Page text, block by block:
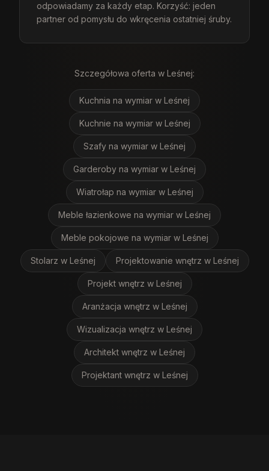
odpowiadamy za każdy etap. Korzyść: jeden
partner od pomysłu do wkręcenia ostatniej śruby.
Szczegółowa oferta w Leśnej:
Kuchnia na wymiar w Leśnej
Kuchnie na wymiar w Leśnej
Szafy na wymiar w Leśnej
Garderoby na wymiar w Leśnej
Wiatrołap na wymiar w Leśnej
Meble łazienkowe na wymiar w Leśnej
Meble pokojowe na wymiar w Leśnej
Stolarz w Leśnej Projektowanie wnętrz w Leśnej
Projekt wnętrz w Leśnej
Aranżacja wnętrz w Leśnej
Wizualizacja wnętrz w Leśnej
Architekt wnętrz w Leśnej
Projektant wnętrz w Leśnej